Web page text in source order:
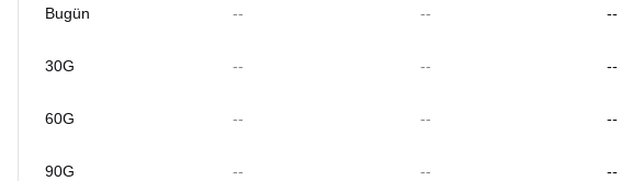
Bugün -- -- --
30G -- -- --
60G -- -- --
90G -- -- --